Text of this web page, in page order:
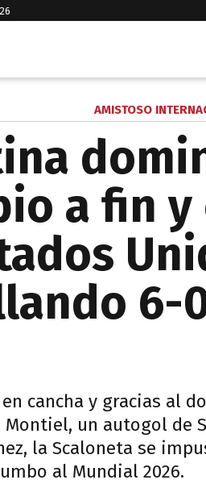
AMISTOSO
a fin y
6-
cancha y gracias al
un autogol de
la Scaloneta se
al Mundial 2026.